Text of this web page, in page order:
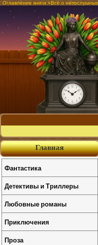
Оглавление книги «Всё о
Главная
Фантастика
Детективы и Триллеры
Любовные романы
Приключения
Проза